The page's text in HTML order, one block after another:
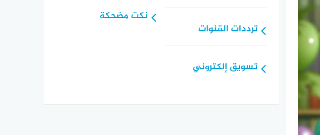
ترددات القنوات
تسويق إلكتروني
نكت مضحكة